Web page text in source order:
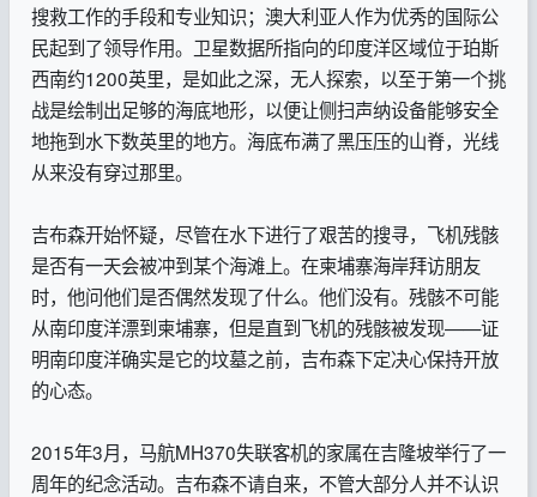
搜救工作的手段和专业知识；澳大利亚人作为优秀的国际公
民起到了领导作用。卫星数据所指向的印度洋区域位于珀斯
西南约1200英里，是如此之深，无人探索，以至于第一个挑
战是绘制出足够的海底地形，以便让侧扫声纳设备能够安全
地拖到水下数英里的地方。海底布满了黑压压的山脊，光线
从来没有穿过那里。
吉布森开始怀疑，尽管在水下进行了艰苦的搜寻，飞机残骸
是否有一天会被冲到某个海滩上。在柬埔寨海岸拜访朋友
时，他问他们是否偶然发现了什么。他们没有。残骸不可能
从南印度洋漂到柬埔寨，但是直到飞机的残骸被发现——证
明南印度洋确实是它的坟墓之前，吉布森下定决心保持开放
的心态。
2015年3月，马航MH370失联客机的家属在吉隆坡举行了一
周年的纪念活动。吉布森不请自来，不管大部分人并不认识